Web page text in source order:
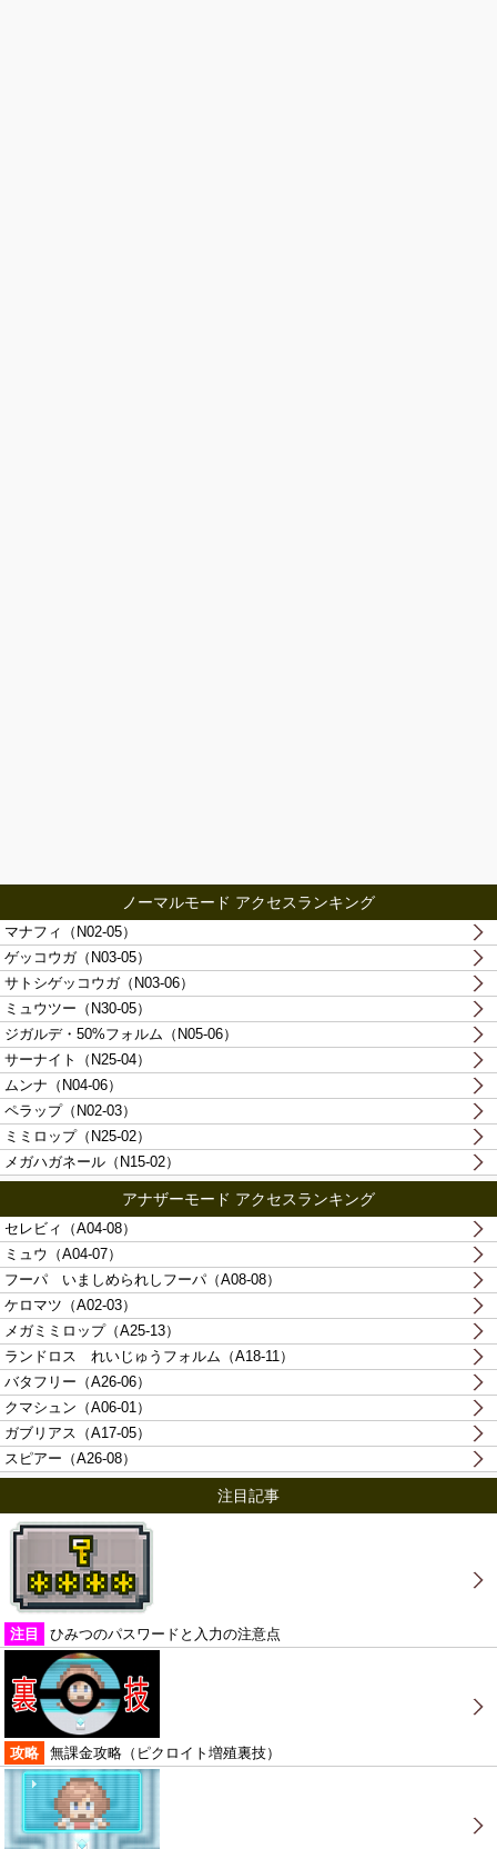
ノーマルモード アクセスランキング
マナフィ（N02-05）
ゲッコウガ（N03-05）
サトシゲッコウガ（N03-06）
ミュウツー（N30-05）
ジガルデ・50%フォルム（N05-06）
サーナイト（N25-04）
ムンナ（N04-06）
ペラップ（N02-03）
ミミロップ（N25-02）
メガハガネール（N15-02）
アナザーモード アクセスランキング
セレビィ（A04-08）
ミュウ（A04-07）
フーパ いましめられしフーパ（A08-08）
ケロマツ（A02-03）
メガミミロップ（A25-13）
ランドロス れいじゅうフォルム（A18-11）
バタフリー（A26-06）
クマシュン（A06-01）
ガブリアス（A17-05）
スピアー（A26-08）
注目記事
注目 ひみつのパスワードと入力の注意点
攻略 無課金攻略（ピクロイト増殖裏技）